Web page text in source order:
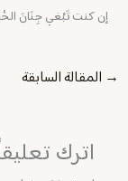
إن كنت تَبْغي جِنَانَ
→ المقالة السابقة
اترك